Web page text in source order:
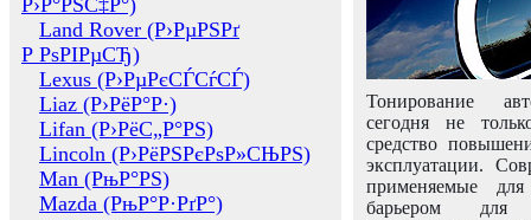
Р›Р°РЅС‡Р°)
Land Rover (Р›РµРЅРґ
Р РѕРІРµСЂ)
Lexus (Р›РµРєСЃСѓСЃ)
Liaz (Р›РёР°Р·)
Lifan (Р›РёС„Р°РЅ)
Lincoln (Р›РёРЅРєРѕР»СЊРЅ)
Man (РњР°РЅ)
Mazda (РњР°Р·РґР°)
Тонирование
сегодня не
средство
эксплуатации.
применяемые
барьером для